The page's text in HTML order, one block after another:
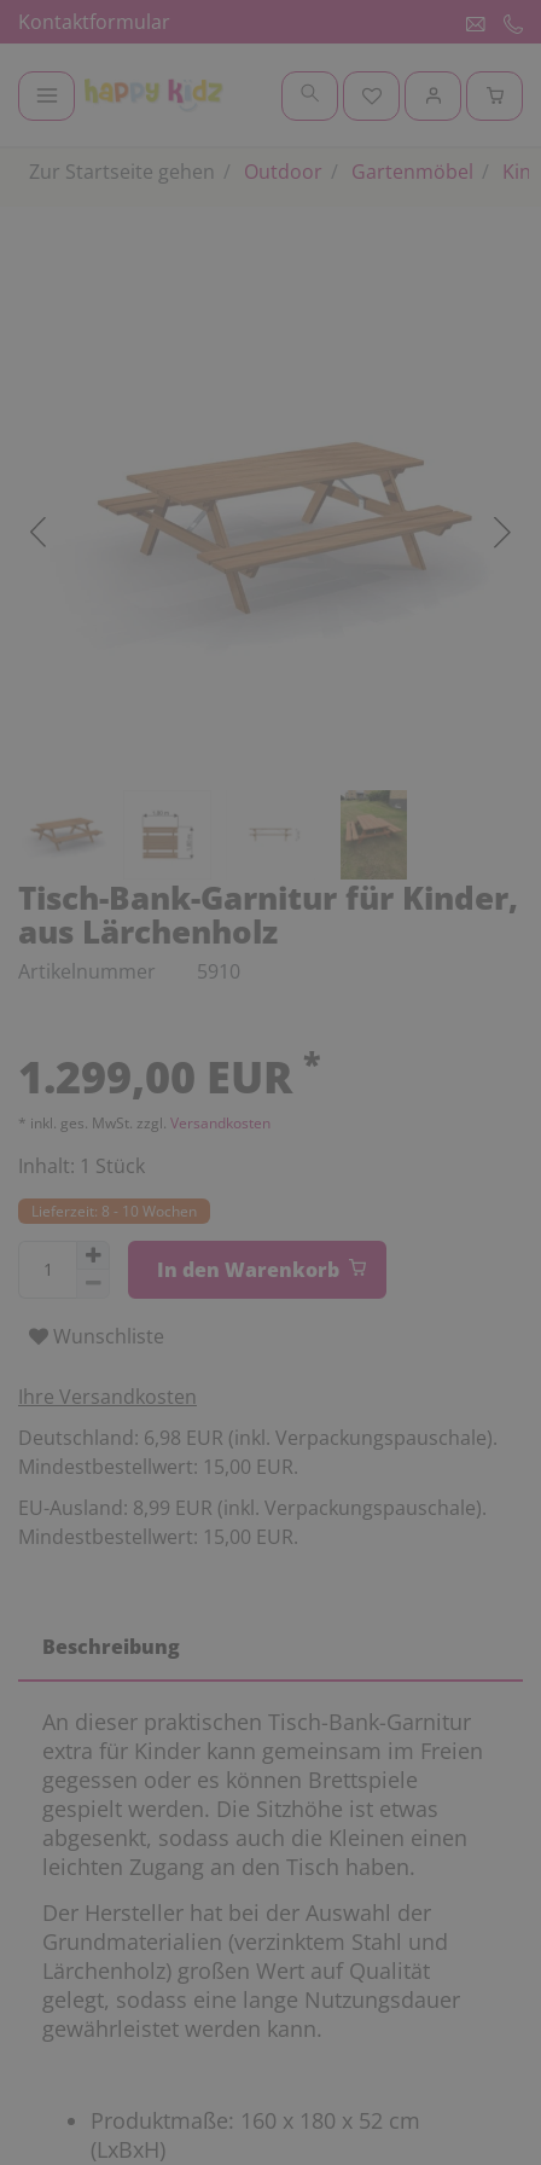
Kontaktformular
Zur Startseite gehen Outdoor Gartenmöbel
Tisch-Bank-Garnitur für Kinder,
aus Lärchenholz
Artikelnummer 5910
1.299,00 EUR *
* inkl. ges. MwSt. zzgl. Versandkosten
Inhalt: 1 Stück
Lieferzeit: 8 - 10 Wochen
In den Warenkorb
Wunschliste
Ihre Versandkosten
Deutschland: 6,98 EUR (inkl. Verpackungspauschale).
Mindestbestellwert: 15,00 EUR.
EU-Ausland: 8,99 EUR (inkl. Verpackungspauschale).
Mindestbestellwert: 15,00 EUR.
Beschreibung
An dieser praktischen Tisch-Bank-Garnitur
extra für Kinder kann gemeinsam im Freien
gegessen oder es können Brettspiele
gespielt werden. Die Sitzhöhe ist etwas
abgesenkt, sodass auch die Kleinen einen
leichten Zugang an den Tisch haben.
Der Hersteller hat bei der Auswahl der
Grundmaterialien (verzinktem Stahl und
Lärchenholz) großen Wert auf Qualität
gelegt, sodass eine lange Nutzungsdauer
gewährleistet werden kann.
Produktmaße: 160 x 180 x 52 cm
(LxBxH)